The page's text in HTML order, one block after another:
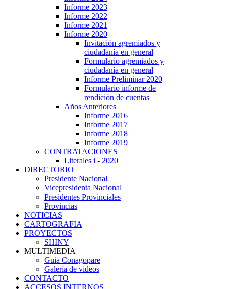
Informe 2023
Informe 2022
Informe 2021
Informe 2020
Invitación agremiados y
ciudadanía en general
Formulario agremiados y
ciudadanía en general
Informe Preliminar 2020
Formulario informe de
rendición de cuentas
Años Anteriores
Informe 2016
Informe 2017
Informe 2018
Informe 2019
CONTRATACIONES
Literales i - 2020
DIRECTORIO
Presidente Nacional
Vicepresidenta Nacional
Presidentes Provinciales
Provincias
NOTICIAS
CARTOGRAFIA
PROYECTOS
SHINY
MULTIMEDIA
Guia Conagopare
Galería de videos
CONTACTO
ACCESOS INTERNOS